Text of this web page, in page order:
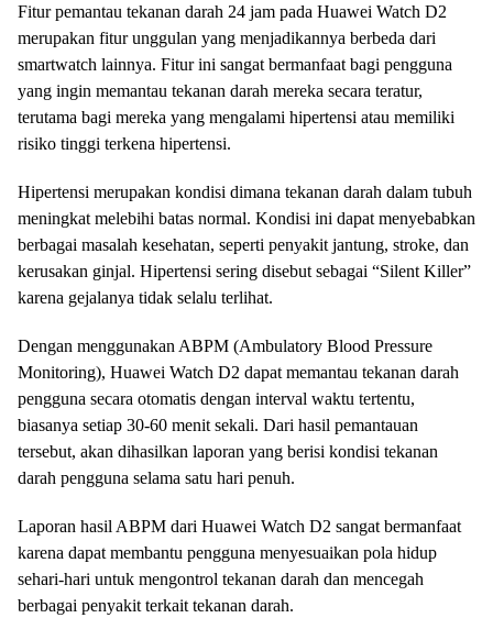
Fitur pemantau tekanan darah 24 jam pada Huawei Watch D2
merupakan fitur unggulan yang menjadikannya berbeda dari
smartwatch lainnya. Fitur ini sangat bermanfaat bagi pengguna
yang ingin memantau tekanan darah mereka secara teratur,
terutama bagi mereka yang mengalami hipertensi atau memiliki
risiko tinggi terkena hipertensi.
Hipertensi merupakan kondisi dimana tekanan darah dalam tubuh
meningkat melebihi batas normal. Kondisi ini dapat menyebabkan
berbagai masalah kesehatan, seperti penyakit jantung, stroke, dan
kerusakan ginjal. Hipertensi sering disebut sebagai “Silent Killer”
karena gejalanya tidak selalu terlihat.
Dengan menggunakan ABPM (Ambulatory Blood Pressure
Monitoring), Huawei Watch D2 dapat memantau tekanan darah
pengguna secara otomatis dengan interval waktu tertentu,
biasanya setiap 30-60 menit sekali. Dari hasil pemantauan
tersebut, akan dihasilkan laporan yang berisi kondisi tekanan
darah pengguna selama satu hari penuh.
Laporan hasil ABPM dari Huawei Watch D2 sangat bermanfaat
karena dapat membantu pengguna menyesuaikan pola hidup
sehari-hari untuk mengontrol tekanan darah dan mencegah
berbagai penyakit terkait tekanan darah.